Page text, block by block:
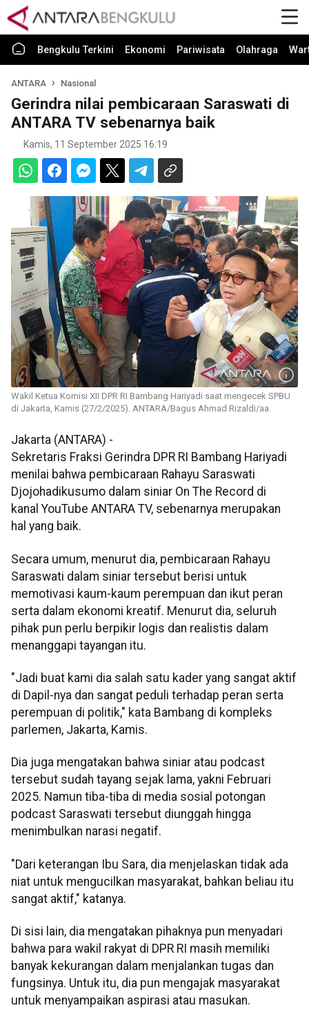
Bengkulu Terkini Ekonomi Pariwisata Olahraga
ANTARA Nasional
Gerindra nilai pembicaraan Saraswati di
ANTARA TV sebenarnya baik
Kamis, 11 September 2025 16:19
Wakil Ketua Komisi XII DPR RI Bambang Hariyadi saat mengecek SPBU
di Jakarta, Kamis (27/2/2025). ANTARA/Bagus Ahmad Rizaldi/aa.
Jakarta (ANTARA) -
Sekretaris Fraksi Gerindra DPR RI Bambang Hariyadi
menilai bahwa pembicaraan Rahayu Saraswati
Djojohadikusumo dalam siniar On The Record di
kanal YouTube ANTARA TV, sebenarnya merupakan
hal yang baik.
Secara umum, menurut dia, pembicaraan Rahayu
Saraswati dalam siniar tersebut berisi untuk
memotivasi kaum-kaum perempuan dan ikut peran
serta dalam ekonomi kreatif. Menurut dia, seluruh
pihak pun perlu berpikir logis dan realistis dalam
menanggapi tayangan itu.
"Jadi buat kami dia salah satu kader yang sangat aktif
di Dapil-nya dan sangat peduli terhadap peran serta
perempuan di politik," kata Bambang di kompleks
parlemen, Jakarta, Kamis.
Dia juga mengatakan bahwa siniar atau podcast
tersebut sudah tayang sejak lama, yakni Februari
2025. Namun tiba-tiba di media sosial potongan
podcast Saraswati tersebut diunggah hingga
menimbulkan narasi negatif.
"Dari keterangan Ibu Sara, dia menjelaskan tidak ada
niat untuk mengucilkan masyarakat, bahkan beliau itu
sangat aktif," katanya.
Di sisi lain, dia mengatakan pihaknya pun menyadari
bahwa para wakil rakyat di DPR RI masih memiliki
banyak kekurangan dalam menjalankan tugas dan
fungsinya. Untuk itu, dia pun mengajak masyarakat
untuk menyampaikan aspirasi atau masukan.